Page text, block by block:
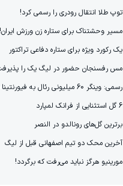
توپ طلا انتقال رودری را رسمی کرد!
مسیر وحشتناک برای ستاره زن ورزش ایران!
یک رکورد ویژه برای ستاره دفاعی تراکتور
مس رفسنجان حضور در لیگ یک را
رسمی: وینگر 60 میلیونی رئال به فیورنتینا پیوست
6 گل استثنایی از فرانک لمپارد
برترین گل‌های رونالدو در النصر
آخرین محک دو تیم اصفهانی قبل از لیگ
مورینیو هرگز نباید می‌رفت که برگردد!